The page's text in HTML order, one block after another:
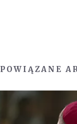
POWIĄZANE